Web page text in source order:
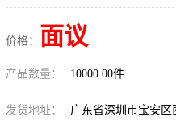
价格： 面议
产品数量： 10000.00件
发货地址： 广东省深圳市宝安